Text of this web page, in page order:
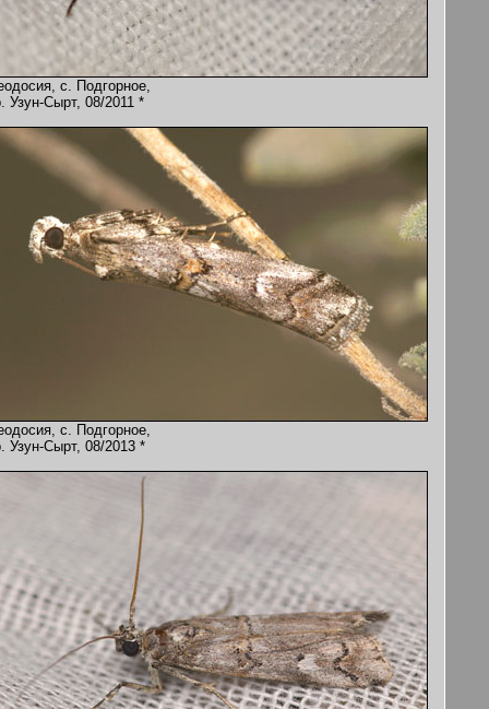
с. Подгорное,
Узун-Сырт, 08/2011 *
с. Подгорное,
Узун-Сырт, 08/2013 *